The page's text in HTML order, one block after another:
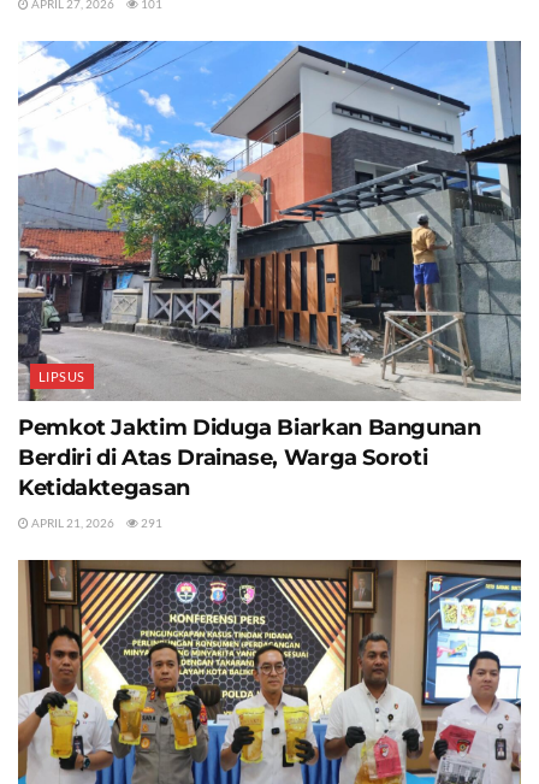
APRIL 27, 2026 101
LIPSUS
Pemkot Jaktim Diduga Biarkan Bangunan
Berdiri di Atas Drainase, Warga Soroti
Ketidaktegasan
APRIL 21, 2026 291